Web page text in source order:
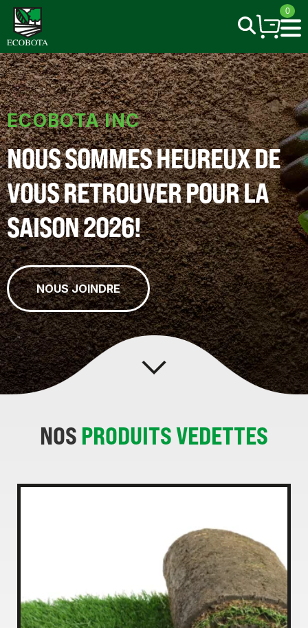
Skip
content
0
ECOBOTA INC
NOUS SOMMES HEUREUX DE
VOUS RETROUVER POUR LA
SAISON 2026!
NOUS JOINDRE
NOS PRODUITS VEDETTES